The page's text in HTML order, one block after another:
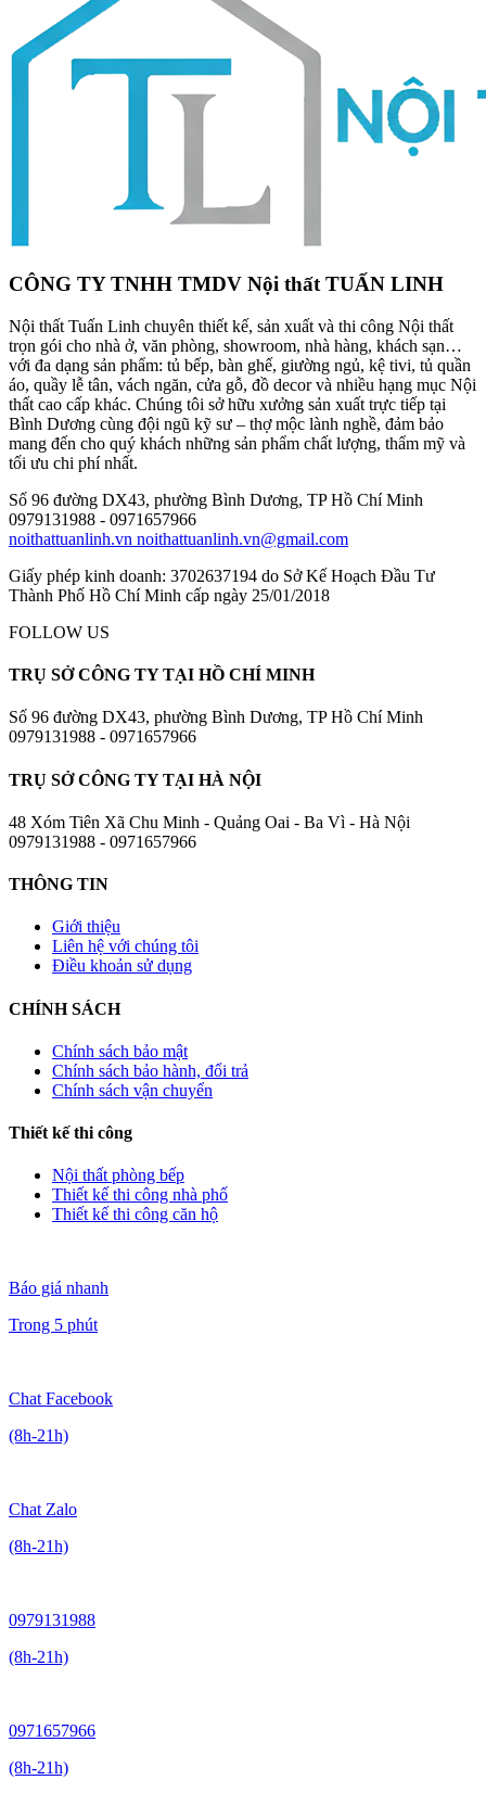
CÔNG TY TNHH TMDV Nội thất TUẤN LINH
Nội thất Tuấn Linh chuyên thiết kế, sản xuất và thi công Nội thất
trọn gói cho nhà ở, văn phòng, showroom, nhà hàng, khách sạn…
với đa dạng sản phẩm: tủ bếp, bàn ghế, giường ngủ, kệ tivi, tủ quần
áo, quầy lễ tân, vách ngăn, cửa gỗ, đồ decor và nhiều hạng mục Nội
thất cao cấp khác. Chúng tôi sở hữu xưởng sản xuất trực tiếp tại
Bình Dương cùng đội ngũ kỹ sư – thợ mộc lành nghề, đảm bảo
mang đến cho quý khách những sản phẩm chất lượng, thẩm mỹ và
tối ưu chi phí nhất.
Số 96 đường DX43, phường Bình Dương, TP Hồ Chí Minh
0979131988 - 0971657966
noithattuanlinh.vn noithattuanlinh.vn@gmail.com
Giấy phép kinh doanh: 3702637194 do Sở Kế Hoạch Đầu Tư
Thành Phố Hồ Chí Minh cấp ngày 25/01/2018
FOLLOW US
TRỤ SỞ CÔNG TY TẠI HỒ CHÍ MINH
Số 96 đường DX43, phường Bình Dương, TP Hồ Chí Minh
0979131988 - 0971657966
TRỤ SỞ CÔNG TY TẠI HÀ NỘI
48 Xóm Tiên Xã Chu Minh - Quảng Oai - Ba Vì - Hà Nội
0979131988 - 0971657966
THÔNG TIN
Giới thiệu
Liên hệ với chúng tôi
Điều khoản sử dụng
CHÍNH SÁCH
Chính sách bảo mật
Chính sách bảo hành, đổi trả
Chính sách vận chuyển
Thiết kế thi công
Nội thất phòng bếp
Thiết kế thi công nhà phố
Thiết kế thi công căn hộ
Báo giá nhanh
Trong 5 phút
Chat Facebook
(8h-21h)
Chat Zalo
(8h-21h)
0979131988
(8h-21h)
0971657966
(8h-21h)